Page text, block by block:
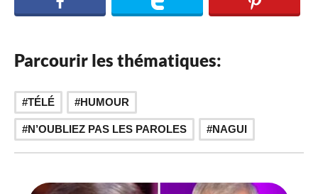
Parcourir les thématiques:
TÉLÉ HUMOUR
N’OUBLIEZ PAS LES PAROLES NAGUI